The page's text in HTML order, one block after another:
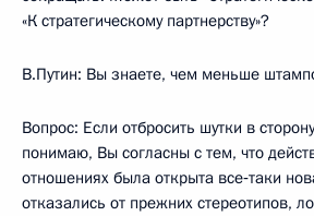
«К стратегическому партнерству»?
В.Путин: Вы знаете, чем меньше
Вопрос: Если отбросить шутки в
понимаю, Вы согласны с тем, что
отношениях была открыта все‑таки
отказались от прежних стереотипов,